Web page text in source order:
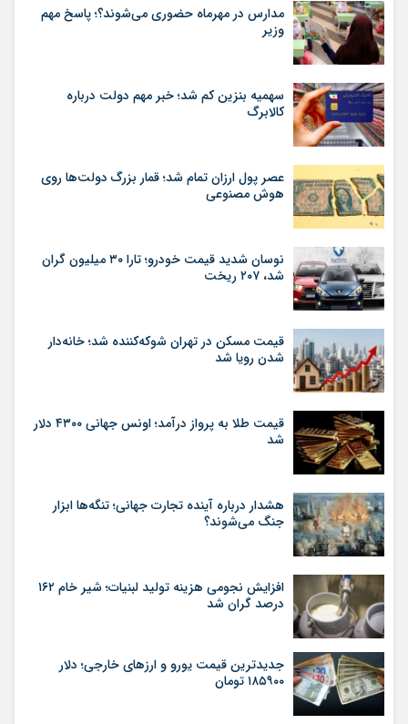
مدارس در مهرماه حضوری می‌شوند؟؛ پاسخ مهم
وزیر
سهمیه بنزین کم شد؛ خبر مهم دولت درباره
کالابرگ
عصر پول ارزان تمام شد؛ قمار بزرگ دولت‌ها روی
هوش مصنوعی
نوسان شدید قیمت خودرو؛ تارا ۳۰ میلیون گران
شد، ۲۰۷ ریخت
قیمت مسکن در تهران شوکه‌کننده شد؛ خانه‌دار
شدن رویا شد
قیمت طلا به پرواز درآمد؛ اونس جهانی ۴۳۰۰ دلار
شد
هشدار درباره آینده تجارت جهانی؛ تنگه‌ها ابزار
جنگ می‌شوند؟
افزایش نجومی هزینه تولید لبنیات؛ شیر خام ۱۶۲
درصد گران شد
جدیدترین قیمت یورو و ارزهای خارجی؛ دلار
۱۸۵۹۰۰ تومان